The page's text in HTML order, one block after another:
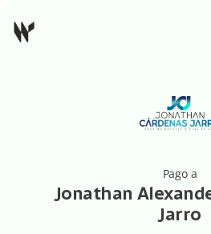
Pago a
Jonathan
Jarro